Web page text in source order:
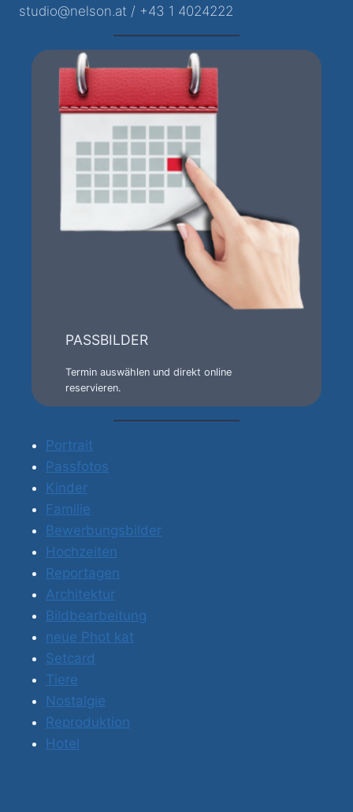
studio@nelson.at / +43 1 4024222
PASSBILDER
Termin auswählen und direkt online
reservieren.
Portrait
Passfotos
Kinder
Familie
Bewerbungsbilder
Hochzeiten
Reportagen
Architektur
Bildbearbeitung
neue Phot kat
Setcard
Tiere
Nostalgie
Reproduktion
Hotel